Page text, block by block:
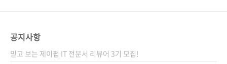
공지사항
믿고 보는 제이펍 IT 전문서 리뷰어 3기 모집!